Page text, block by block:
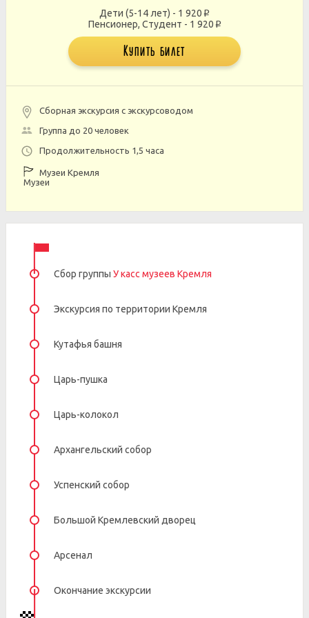
Дети (5-14 лет) - 1 920 p
Пенсионер, Студент - 1 920 p
Купить билет
Сборная экскурсия с экскурсоводом
Группа до 20 человек
Продолжительность 1,5 часа
Музеи Кремля
Музеи
Сбор группы У касс музеев Кремля
Экскурсия по территории Кремля
Кутафья башня
Царь-пушка
Царь-колокол
Архангельский собор
Успенский собор
Большой Кремлевский дворец
Арсенал
Окончание экскурсии